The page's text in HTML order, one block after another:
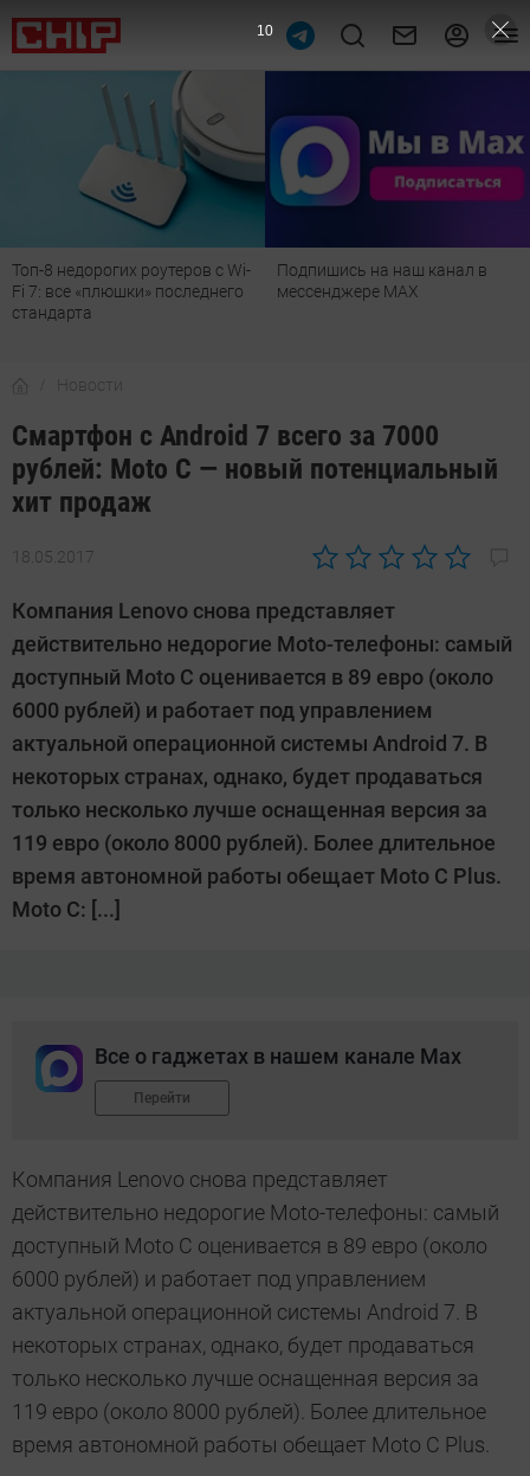
Топ-8 недорогих роутеров с Wi-
Fi 7: все «плюшки» последнего
стандарта
Подпишись на наш канал в
мессенджере МАХ
Новости
Смартфон с Android 7 всего за 7000
рублей: Moto C — новый потенциальный
хит продаж
18.05.2017
Автор:
Поповкин
Компания Lenovo снова представляет
действительно недорогие Moto-телефоны: самый
доступный Moto С оценивается в 89 евро (около
6000 рублей) и работает под управлением
актуальной операционной системы Android 7. В
некоторых странах, однако, будет продаваться
только несколько лучше оснащенная версия за
119 евро (около 8000 рублей). Более длительное
время автономной работы обещает Moto С Plus.
Moto C: [...]
Все о гаджетах в нашем канале Max
Перейти
Компания Lenovo снова представляет
действительно недорогие Moto-телефоны: самый
доступный Moto С оценивается в 89 евро (около
6000 рублей) и работает под управлением
актуальной операционной системы Android 7. В
некоторых странах, однако, будет продаваться
только несколько лучше оснащенная версия за
119 евро (около 8000 рублей). Более длительное
время автономной работы обещает Moto С Plus.
9